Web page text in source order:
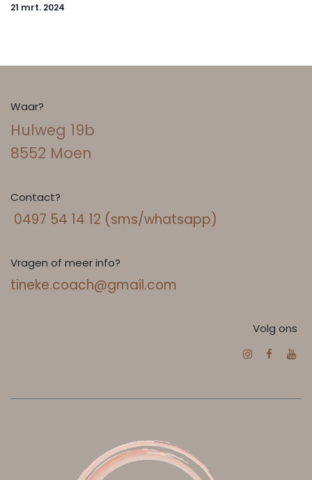
21 mrt. 2024
Waar?
Hulweg 19b
8552 Moen
Contact?
0497 54 14 12 (sms/whatsapp)
Vragen of meer info?
tineke.coach@gmail.com
Volg ons